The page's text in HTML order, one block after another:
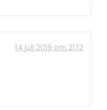
14 juli 2019 om 21:12